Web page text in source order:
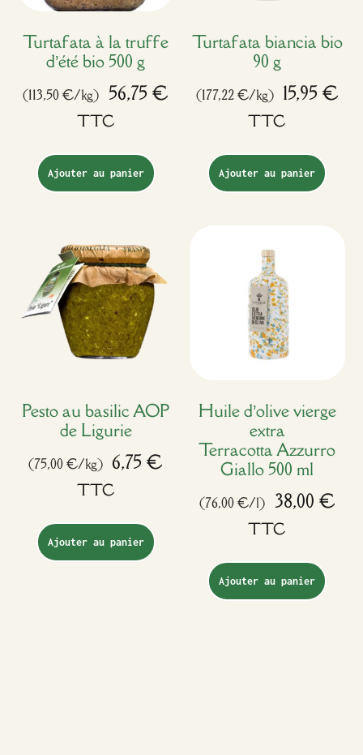
Turtafata à la truffe
d’été bio 500 g
(113,50 €/kg) 56,75€
TTC
Ajouter au panier
Turtafata biancia bio
90 g
(177,22 €/kg) 15,95€
TTC
Ajouter au panier
Pesto au basilic AOP
de Ligurie
(75,00 €/kg) 6,75€
TTC
Ajouter au panier
Huile d’olive vierge
extra
Terracotta Azzurro
Giallo 500 ml
(76,00 €/l) 38,00 €
TTC
Ajouter au panier